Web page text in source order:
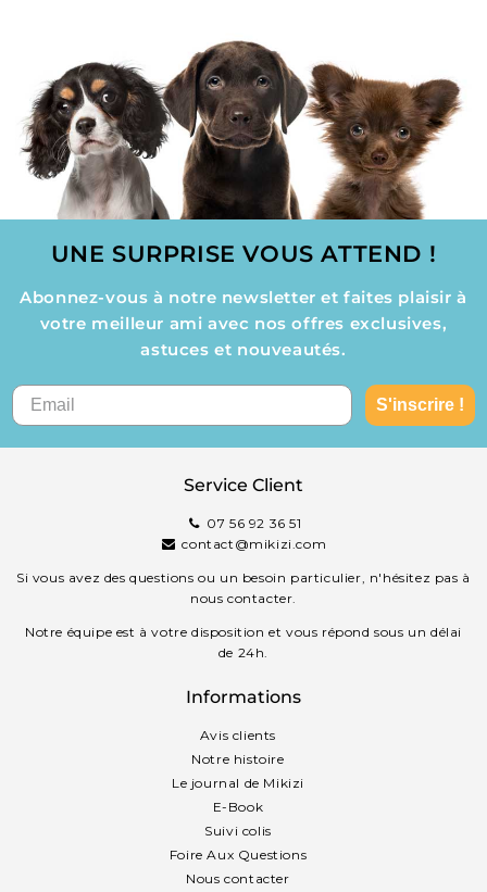
UNE SURPRISE VOUS ATTEND !
Abonnez-vous à notre newsletter et faites plaisir à
votre meilleur ami avec nos offres exclusives,
astuces et nouveautés.
S'inscrire !
Service Client
07 56 92 36 51
contact@mikizi.com
Si vous avez des questions ou un besoin particulier, n'hésitez pas à
nous contacter.
Notre équipe est à votre disposition et vous répond sous un délai
de 24h.
Informations
Avis clients
Notre histoire
Le journal de Mikizi
E-Book
Suivi colis
Foire Aux Questions
Nous contacter